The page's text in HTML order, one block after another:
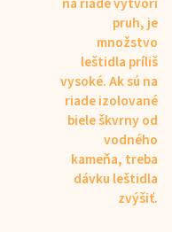
pruh, je
množstvo
leštidla príliš
vysoké. Ak sú na
riade izolované
biele škvrny od
vodného
kameňa, treba
dávku leštidla
zvýšiť.